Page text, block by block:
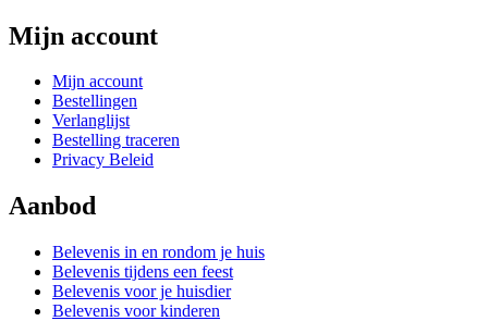
Mijn account
Mijn account
Bestellingen
Verlanglijst
Bestelling traceren
Privacy Beleid
Aanbod
Belevenis in en rondom je huis
Belevenis tijdens een feest
Belevenis voor je huisdier
Belevenis voor kinderen